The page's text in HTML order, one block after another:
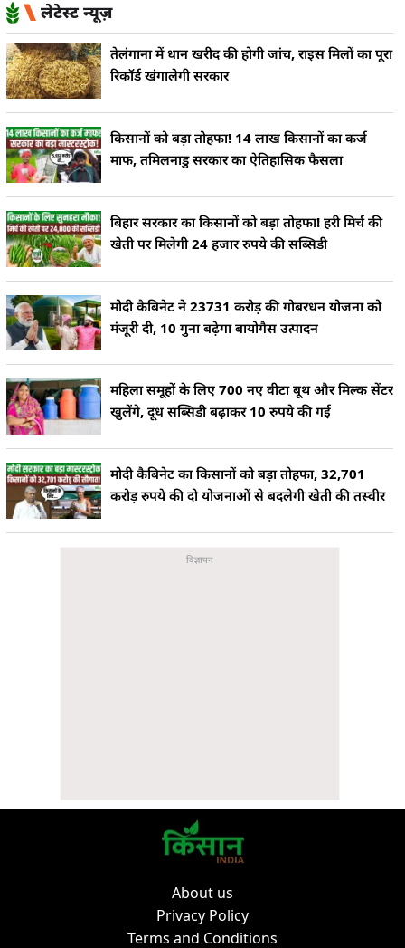
लेटेस्ट न्यूज़
तेलंगाना में धान खरीद की होगी जांच, राइस मिलों का पूरा
रिकॉर्ड खंगालेगी सरकार
किसानों को बड़ा तोहफा! 14 लाख किसानों का कर्ज
माफ, तमिलनाडु सरकार का ऐतिहासिक फैसला
बिहार सरकार का किसानों को बड़ा तोहफा! हरी मिर्च की
खेती पर मिलेगी 24 हजार रुपये की सब्सिडी
मोदी कैबिनेट ने 23731 करोड़ की गोबरधन योजना को
मंजूरी दी, 10 गुना बढ़ेगा बायोगैस उत्पादन
महिला समूहों के लिए 700 नए वीटा बूथ और मिल्क सेंटर
खुलेंगे, दूध सब्सिडी बढ़ाकर 10 रुपये की गई
मोदी कैबिनेट का किसानों को बड़ा तोहफा, 32,701
करोड़ रुपये की दो योजनाओं से बदलेगी खेती की तस्वीर
About us
Privacy Policy
Terms and Conditions